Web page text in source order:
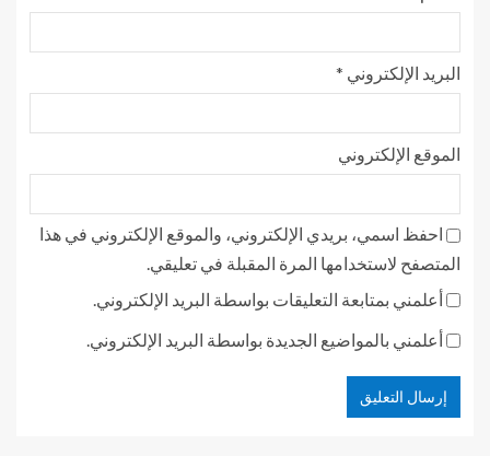
البريد الإلكتروني *
الموقع الإلكتروني
احفظ اسمي، بريدي الإلكتروني، والموقع الإلكتروني في هذا
المتصفح لاستخدامها المرة المقبلة في تعليقي.
أعلمني بمتابعة التعليقات بواسطة البريد الإلكتروني.
أعلمني بالمواضيع الجديدة بواسطة البريد الإلكتروني.